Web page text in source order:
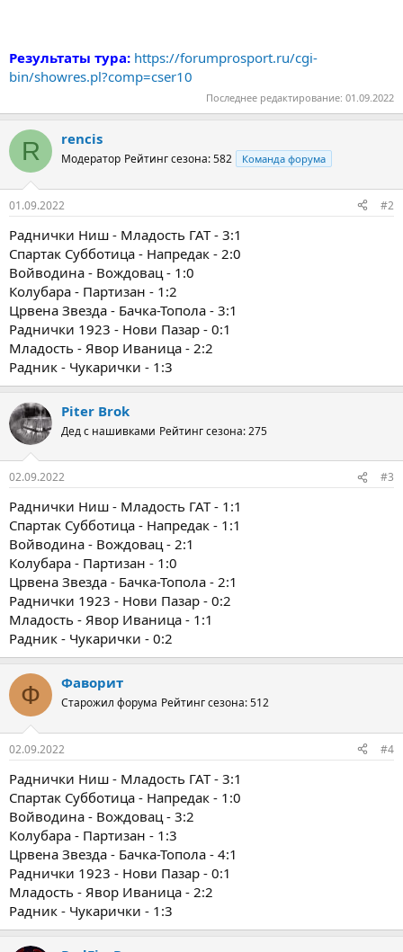
Результаты тура: https://forumprosport.ru/cgi-
bin/showres.pl?comp=cser10
Последнее редактирование: 01.09.2022
R rencis
Модератор Рейтинг сезона: 582 Команда форума
01.09.2022 #2
Раднички Ниш - Младость ГАТ - 3:1
Спартак Субботица - Напредак - 2:0
Войводина - Вождовац - 1:0
Колубара - Партизан - 1:2
Црвена Звезда - Бачка-Топола - 3:1
Раднички 1923 - Нови Пазар - 0:1
Младость - Явор Иваница - 2:2
Радник - Чукарички - 1:3
Piter Brok
Дед с нашивками Рейтинг сезона: 275
02.09.2022 #3
Раднички Ниш - Младость ГАТ - 1:1
Спартак Субботица - Напредак - 1:1
Войводина - Вождовац - 2:1
Колубара - Партизан - 1:0
Црвена Звезда - Бачка-Топола - 2:1
Раднички 1923 - Нови Пазар - 0:2
Младость - Явор Иваница - 1:1
Радник - Чукарички - 0:2
Ф Фаворит
Старожил форума Рейтинг сезона: 512
02.09.2022 #4
Раднички Ниш - Младость ГАТ - 3:1
Спартак Субботица - Напредак - 1:0
Войводина - Вождовац - 3:2
Колубара - Партизан - 1:3
Црвена Звезда - Бачка-Топола - 4:1
Раднички 1923 - Нови Пазар - 0:1
Младость - Явор Иваница - 2:2
Радник - Чукарички - 1:3